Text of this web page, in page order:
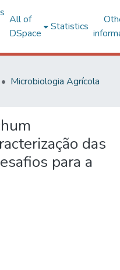
All of
DSpace
Statistics
Microbiologia Agrícola
das
para a